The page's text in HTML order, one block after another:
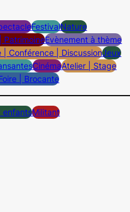
FestivalNature
PatrimoineEvènement à thème
| Conférence | DiscussionJeux
CinémaAtelier | Stage
| Brocante
enfantsMilitant